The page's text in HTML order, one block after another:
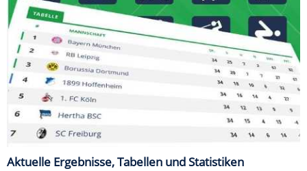
Aktuelle Ergebnisse, Tabellen und Statistiken